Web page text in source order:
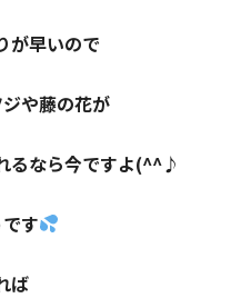
が早いので
や藤の花が
るなら今ですよ(^^♪
す
ば